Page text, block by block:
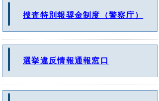
捜査特別報奨金制度（警察庁）
選挙違反情報通報窓口